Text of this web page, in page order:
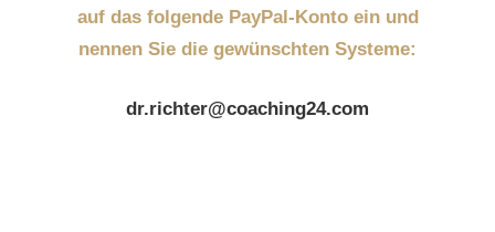
auf das folgende PayPal-Konto ein und
nennen Sie die gewünschten Systeme:
dr.richter@coaching24.com